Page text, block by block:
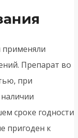
Препарат во
при
сроке годности
пригоден к